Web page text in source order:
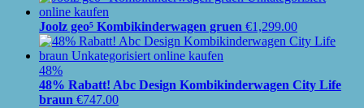
Joolz geo⁵ Kombikinderwagen gruen €1,299.00
48%
48% Rabatt! Abc Design Kombikinderwagen City Life
braun €747.00